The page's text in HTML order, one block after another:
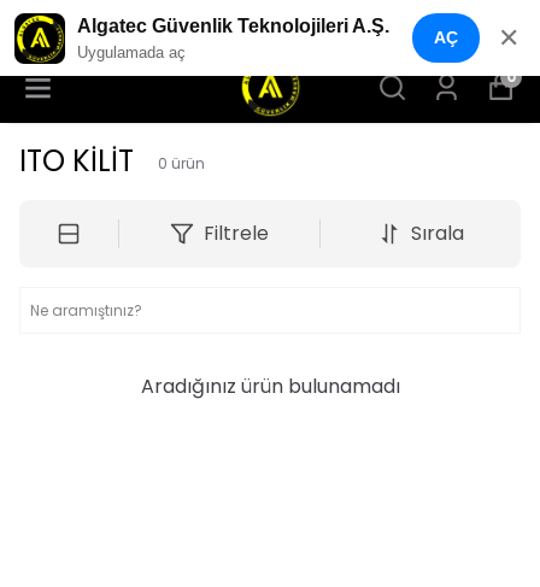
ALGATEC GÜVENLİK MARKET
0
ITO KİLİT 0 ürün
Filtrele Sırala
Aradığınız ürün bulunamadı
Algatec Güvenlik Teknolojileri A.Ş.
Uygulamada aç
AÇ ✕